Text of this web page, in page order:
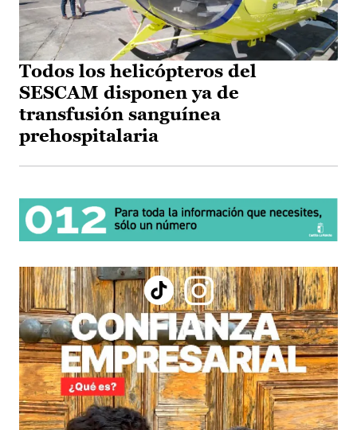
Todos los helicópteros del
SESCAM disponen ya de
transfusión sanguínea
prehospitalaria